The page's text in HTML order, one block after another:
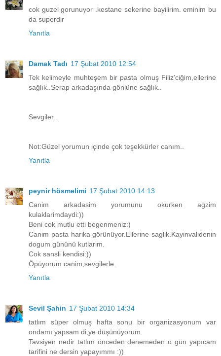
cok guzel gorunuyor .kestane sekerine bayilirim. eminim bu
da superdir
Yanıtla
Damak Tadı 17 Şubat 2010 12:54
Tek kelimeyle muhteşem bir pasta olmuş Filiz'ciğim,ellerine
sağlık..Serap arkadaşında gönlüne sağlık..
Sevgiler..
Not:Güzel yorumun içinde çok teşekkürler canım..
Yanıtla
peynir hösmelimi 17 Şubat 2010 14:13
Canim arkadasim yorumunu okurken agzim
kulaklarimdaydi:))
Beni cok mutlu etti begenmeniz:)
Canim pasta harika görünüyor.Ellerine saglik.Kayinvalidenin
dogum gününü kutlarim.
Cok sansli kendisi:))
Öpüyorum canim,sevgilerle.
Yanıtla
Sevil Şahin 17 Şubat 2010 14:34
tatlım süper olmuş hafta sonu bir organizasyonum var
ondamı yapsam di,ye düşünüyorum.
Tavsiyen nedir tatlım önceden denemeden o gün yapıcam
tarifini ne dersin yapayımmı :))